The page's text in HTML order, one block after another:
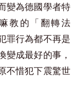
變為德國學者特
教的「翻轉法
罪行為都不再是
變成最好的事，
不惜犯下震驚世